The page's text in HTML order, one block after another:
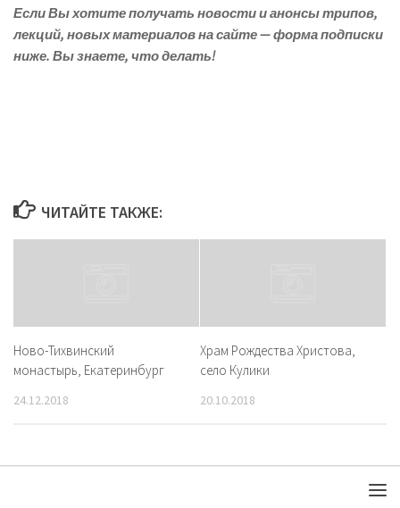
Если Вы хотите получать новости и анонсы трипов,
лекций, новых материалов на сайте — форма подписки
ниже. Вы знаете, что делать!
ЧИТАЙТЕ ТАКЖЕ:
Ново-Тихвинский
монастырь, Екатеринбург
24.12.2018
Храм Рождества Христова,
село Кулики
20.10.2018